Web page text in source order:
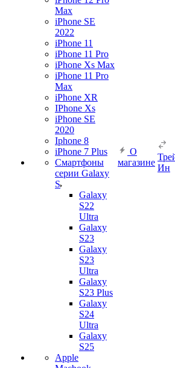
Max
iPhone SE
2022
iPhone 11
iPhone 11 Pro
iPhone Xs Max
iPhone 11 Pro
Max
iPhone XR
IPhone Xs
iPhone SE
2020
Iphone 8
iPhone 7 Plus
Смартфоны
серии Galaxy
S
Galaxy
S22
Ultra
Galaxy
S23
Galaxy
S23
Ultra
Galaxy
S23 Plus
Galaxy
S24
Ultra
Galaxy
S25
Apple
О
магазине
Ин